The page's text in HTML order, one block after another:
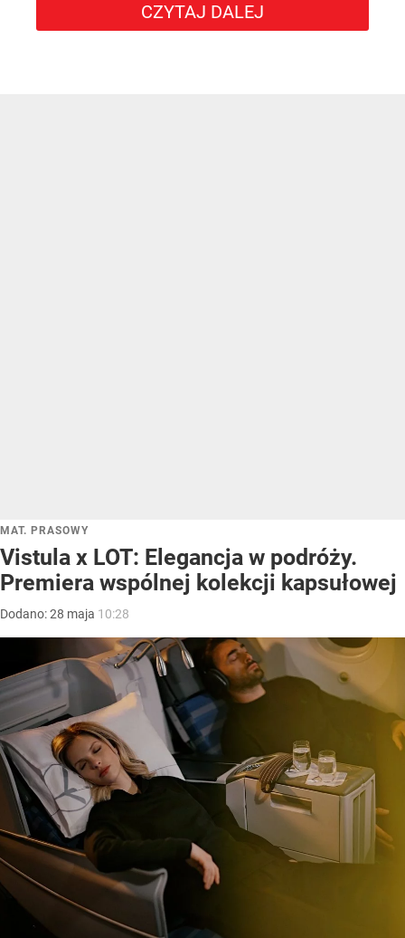
CZYTAJ DALEJ
MAT. PRASOWY
Vistula x LOT: Elegancja w podróży.
Premiera wspólnej kolekcji kapsułowej
Dodano:28 maja 10:28